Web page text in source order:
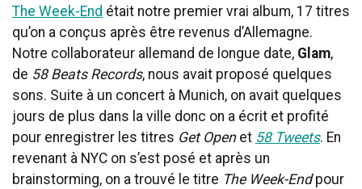
The Week-End était notre premier vrai album, 17 titres
qu’on a conçus après être revenus d’Allemagne.
Notre collaborateur allemand de longue date, Glam,
de 58 Beats Records, nous avait proposé quelques
sons. Suite à un concert à Munich, on avait quelques
jours de plus dans la ville donc on a écrit et profité
pour enregistrer les titres Get Openet 58 Tweets. En
revenant à NYC on s’est posé et après un
brainstorming, on a trouvé le titre The Week-Endpour